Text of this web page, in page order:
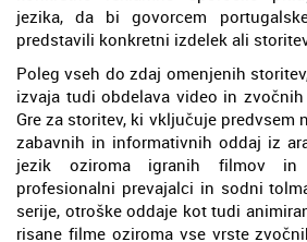
jezika, da bi govorcem
predstavili konkretni izdelek ali
Poleg vseh do zdaj omenjenih
izvaja tudi obdelava video in zvočnih
Gre za storitev, ki vključuje predvsem
zabavnih in informativnih oddaj iz
jezik oziroma igranih filmov in
profesionalni prevajalci in sodni
serije, otroške oddaje kot tudi
risane filme oziroma vse vrste